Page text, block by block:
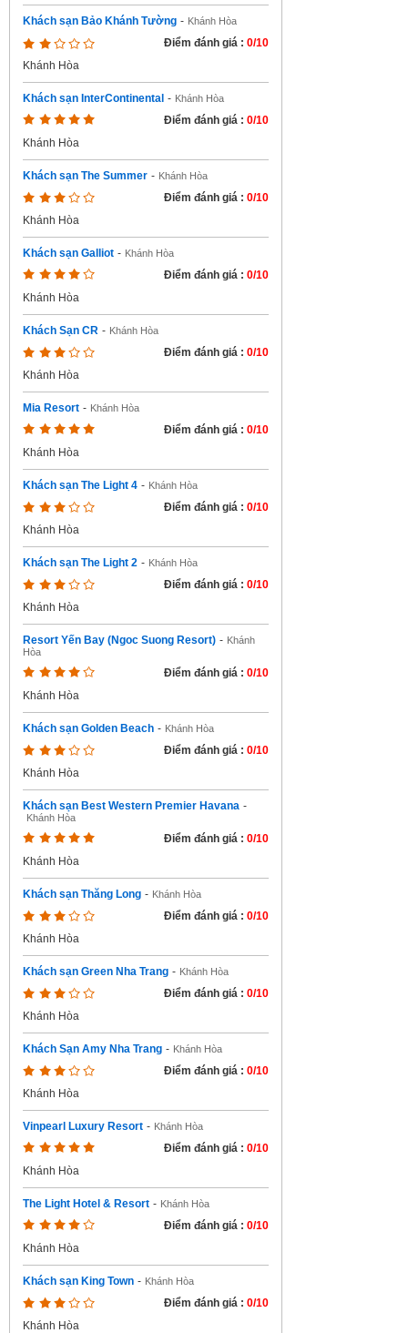
Khách sạn Bảo Khánh Tường - Khánh Hòa
Điểm đánh giá : 0/10
Khánh Hòa
Khách sạn InterContinental - Khánh Hòa
Điểm đánh giá : 0/10
Khánh Hòa
Khách sạn The Summer - Khánh Hòa
Điểm đánh giá : 0/10
Khánh Hòa
Khách sạn Galliot - Khánh Hòa
Điểm đánh giá : 0/10
Khánh Hòa
Khách Sạn CR - Khánh Hòa
Điểm đánh giá : 0/10
Khánh Hòa
Mia Resort - Khánh Hòa
Điểm đánh giá : 0/10
Khánh Hòa
Khách sạn The Light 4 - Khánh Hòa
Điểm đánh giá : 0/10
Khánh Hòa
Khách sạn The Light 2 - Khánh Hòa
Điểm đánh giá : 0/10
Khánh Hòa
Resort Yến Bay (Ngoc Suong Resort) - Khánh
Hòa
Điểm đánh giá : 0/10
Khánh Hòa
Khách sạn Golden Beach - Khánh Hòa
Điểm đánh giá : 0/10
Khánh Hòa
Khách sạn Best Western Premier Havana -
Khánh Hòa
Điểm đánh giá : 0/10
Khánh Hòa
Khách sạn Thăng Long - Khánh Hòa
Điểm đánh giá : 0/10
Khánh Hòa
Khách sạn Green Nha Trang - Khánh Hòa
Điểm đánh giá : 0/10
Khánh Hòa
Khách Sạn Amy Nha Trang - Khánh Hòa
Điểm đánh giá : 0/10
Khánh Hòa
Vinpearl Luxury Resort - Khánh Hòa
Điểm đánh giá : 0/10
Khánh Hòa
The Light Hotel & Resort - Khánh Hòa
Điểm đánh giá : 0/10
Khánh Hòa
Khách sạn King Town - Khánh Hòa
Điểm đánh giá : 0/10
Khánh Hòa